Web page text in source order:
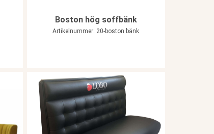
Boston hög soffbänk
Artikelnummer: 20-boston bänk